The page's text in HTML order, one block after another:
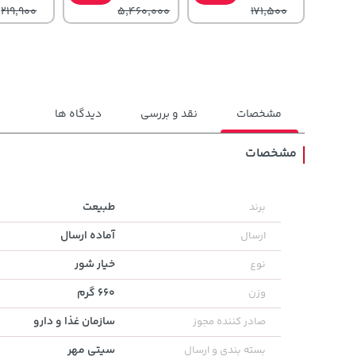
171,500
5,460,000
219,900
165,900
145,900
مشخصات نقد و بررسی دیدگاه ها
مشخصات
برند طبیعت
ارسال آماده ارسال
نوع خیار شور
وزن 660 گرم
صادر کننده مجوز سازمان غذا و دارو
بسته بندی و ارسال سیتی مهر